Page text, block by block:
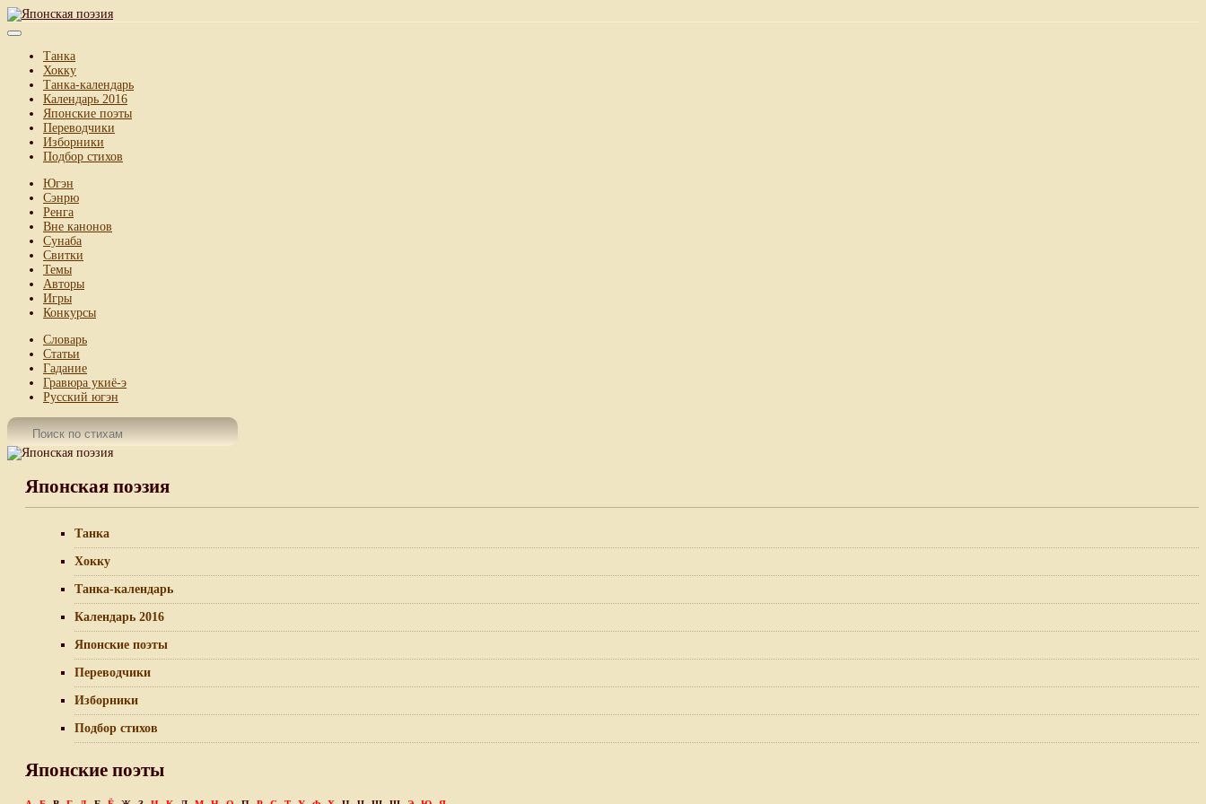
Танка
Хокку
Танка-календарь
Календарь 2016
Японские поэты
Переводчики
Изборники
Подбор стихов
Югэн
Сэнрю
Ренга
Вне канонов
Сунаба
Свитки
Темы
Авторы
Игры
Конкурсы
Словарь
Статьи
Гадание
Гравюра укиё-э
Русский югэн
Японская поэзия
Танка
Хокку
Танка-календарь
Календарь 2016
Японские поэты
Переводчики
Изборники
Подбор стихов
Японские поэты